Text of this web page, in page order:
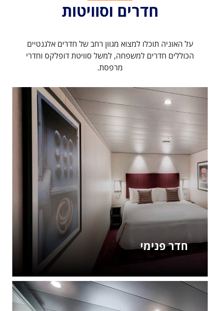
חדרים וסוויטות
על האוניה תוכלו למצוא מגוון רחב של חדרים אלגנטיים
הכוללים חדרים למשפחה, למשל סוויטת דופלקס וחדרי
מרפסת.
חדר פנימי